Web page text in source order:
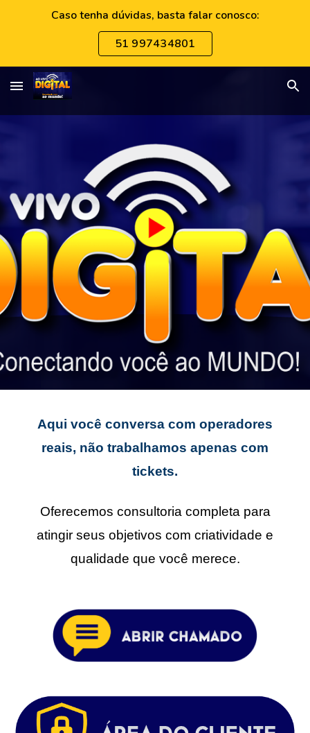
Caso tenha dúvidas, basta falar conosco:
51 997434801
Aqui você conversa com operadores
reais, não trabalhamos apenas com
tickets.
Oferecemos consultoria completa para
atingir seus objetivos com criatividade e
qualidade que você merece.